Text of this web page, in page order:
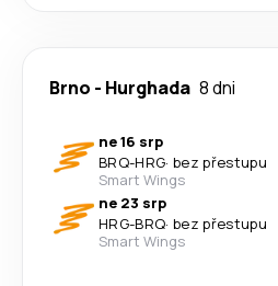
Brno - Hurghada 8 dni
ne 16 srp
BRQ-HRG· bez přestupu
Smart Wings
ne 23 srp
HRG-BRQ· bez přestupu
Smart Wings